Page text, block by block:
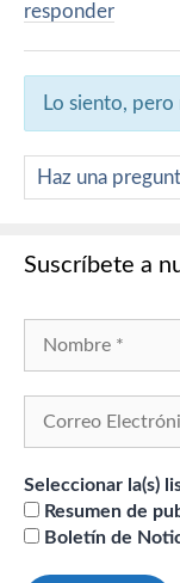
responder
Lo siento,
Haz una
Suscríbete a
Seleccionar la(s)
Resumen de
Boletín de